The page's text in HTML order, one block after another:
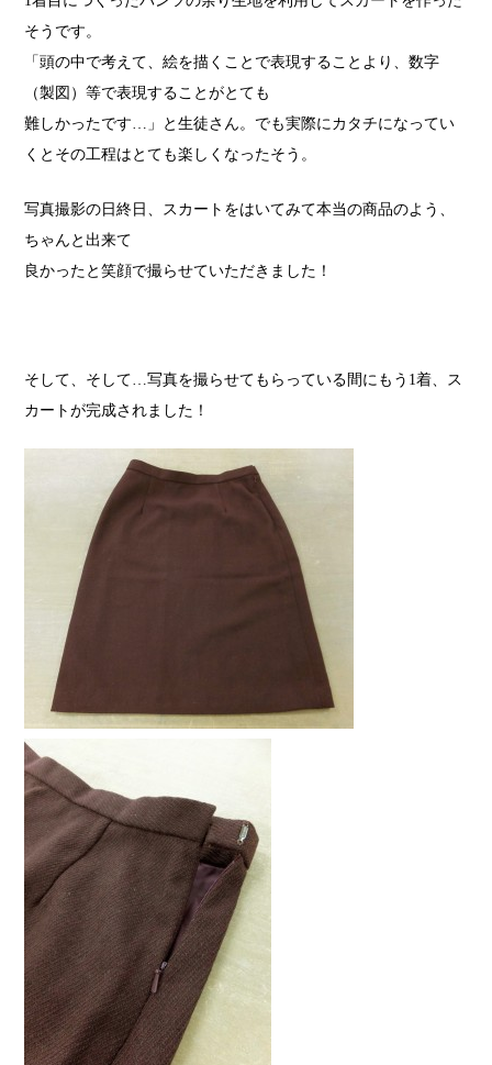
そうです。
「頭の中で考えて、絵を描くことで表現することより、数字
（製図）等で表現することがとても
難しかったです…」と生徒さん。でも実際にカタチになってい
くと その工程はとても楽しくなったそう。
写真撮影の日終日、スカートをはいてみて本当の商品のよう、
ちゃんと出来て
良かったと笑顔で撮らせていただきました！
そして、そして…写真を撮らせてもらっている間に もう 1着、ス
カートが完成されました！